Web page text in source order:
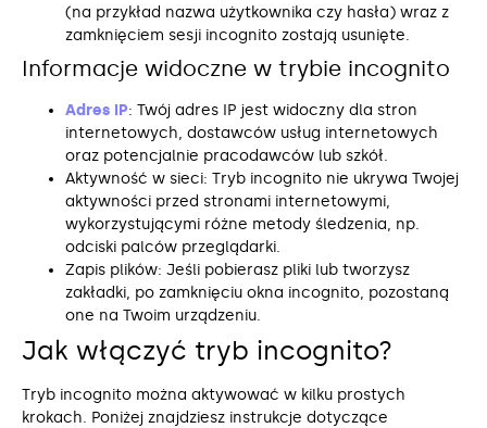
(na przykład nazwa użytkownika czy hasła) wraz z
zamknięciem sesji incognito zostają usunięte.
Informacje widoczne w trybie incognito
Adres IP: Twój adres IP jest widoczny dla stron
internetowych, dostawców usług internetowych
oraz potencjalnie pracodawców lub szkół.
Aktywność w sieci: Tryb incognito nie ukrywa Twojej
aktywności przed stronami internetowymi,
wykorzystującymi różne metody śledzenia, np.
odciski palców przeglądarki.
Zapis plików: Jeśli pobierasz pliki lub tworzysz
zakładki, po zamknięciu okna incognito, pozostaną
one na Twoim urządzeniu.
Jak włączyć tryb incognito?
Tryb incognito można aktywować w kilku prostych
krokach. Poniżej znajdziesz instrukcje dotyczące